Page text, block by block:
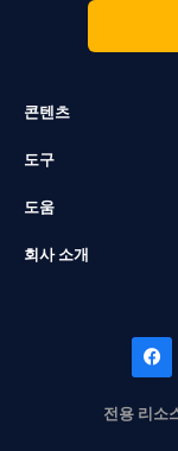
콘텐츠
도구
도움
회사 소개
전용 리소